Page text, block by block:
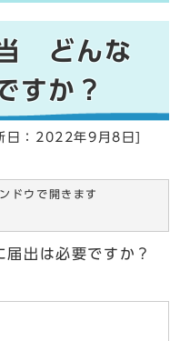
どんな
すか？
日：2022年9月8日]
ドウで開きます
出は必要ですか？